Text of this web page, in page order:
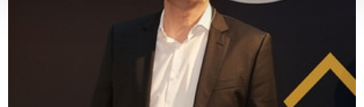
verarbeitet werden, und legen Sie Ihre Präferenzen im
fest.
Wir verwenden Cookies, um Inhalte und Anzeigen zu
personalisieren, Funktionen für soziale Medien anbieten